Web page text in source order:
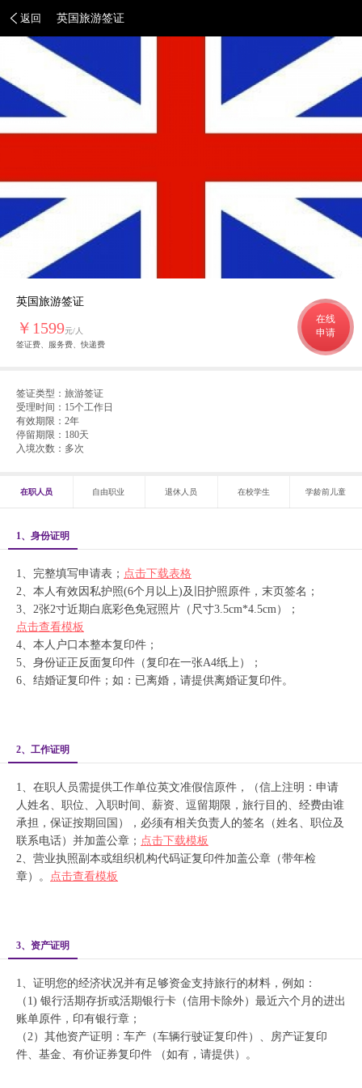
返回 英国旅游签证
英国旅游签证
￥1599元/人
签证费、服务费、快递费
在线
申请
签证类型： 旅游签证
受理时间： 15个工作日
有效期限： 2年
停留期限： 180天
入境次数： 多次
在职人员 自由职业 退休人员 在校学生 学龄前儿童
1、身份证明
1、完整填写申请表； 点击下载表格
2、本人有效因私护照(6个月以上)及旧护照原件，末页签名；
3、2张2寸近期白底彩色免冠照片（尺寸3.5cm*4.5cm）；
点击查看模板
4、本人户口本整本复印件；
5、身份证正反面复印件（复印在一张A4纸上）；
6、结婚证复印件；如：已离婚，请提供离婚证复印件。
2、工作证明
1、在职人员需提供工作单位英文准假信原件，（信上注明：申请
人姓名、职位、入职时间、薪资、逗留期限，旅行目的、经费由谁
承担，保证按期回国），必须有相关负责人的签名（姓名、职位及
联系电话）并加盖公章； 点击下载模板
2、营业执照副本或组织机构代码证复印件加盖公章（带年检
章）。
点击查看模板
3、资产证明
1、证明您的经济状况并有足够资金支持旅行的材料，例如：
（1) 银行活期存折或活期银行卡（信用卡除外）最近六个月的进出
账单原件，印有银行章；
（2）其他资产证明：车产（车辆行驶证复印件）、房产证复印
件、基金、有价证券复印件 （如有，请提供）。